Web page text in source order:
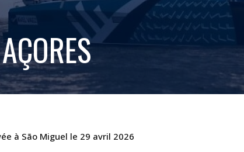
à São Miguel le 29 avril 2026